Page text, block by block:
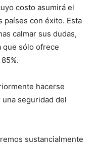
costo asumirá el
países con éxito. Esta
calmar sus dudas,
que sólo ofrece
hacerse
una seguridad del
sustancialmente